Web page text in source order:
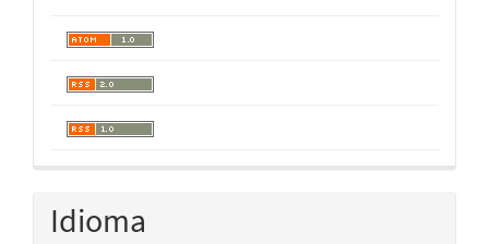
Idioma